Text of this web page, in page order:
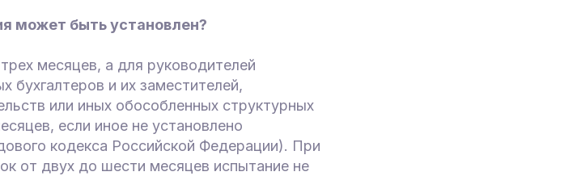
может быть установлен?
месяцев, а для руководителей
бухгалтеров и их заместителей,
или иных обособленных структурных
если иное не установлено
кодекса Российской Федерации). При
от двух до шести месяцев испытание не